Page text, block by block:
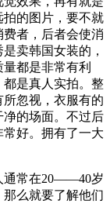
拍的图片，要不就
者，后者会使消
卖韩国女装的，
都是非常有利
是真人实拍。整
忽视，衣服有的
的场面。不过后
好。拥有了一大
常在20――40岁
么就要了解他们